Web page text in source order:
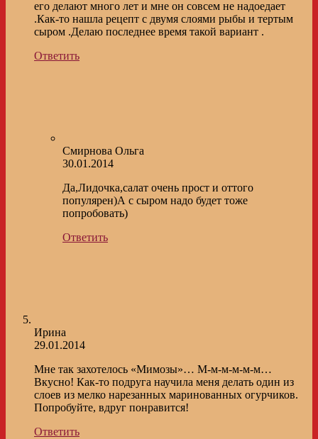
его делают много лет и мне он совсем не надоедает
.Как-то нашла рецепт с двумя слоями рыбы и тертым
сыром .Делаю последнее время такой вариант .
Ответить
Смирнова Ольга
30.01.2014
Да,Лидочка,салат очень прост и оттого
популярен)А с сыром надо будет тоже
попробовать)
Ответить
Ирина
29.01.2014
Мне так захотелось «Мимозы»… М-м-м-м-м-м…
Вкусно! Как-то подруга научила меня делать один из
слоев из мелко нарезанных маринованных огурчиков.
Попробуйте, вдруг понравится!
Ответить